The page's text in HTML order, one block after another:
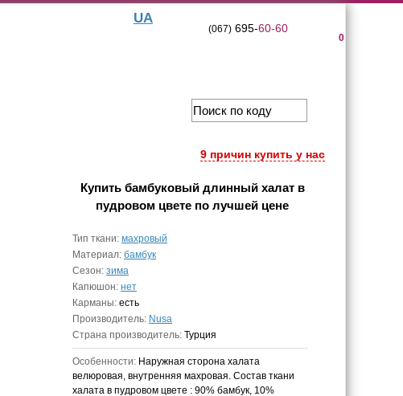
UA
0
(067)695-60-60
9 причин купить у нас
Купить бамбуковый длинный халат в
пудровом цвете по лучшей цене
Тип ткани: махровый
Материал: бамбук
Сезон: зима
Капюшон: нет
Карманы: есть
Производитель: Nusa
Страна производитель: Турция
Особенности: Наружная сторона халата
велюровая, внутренняя махровая. Состав ткани
халата в пудровом цвете : 90% бамбук, 10%